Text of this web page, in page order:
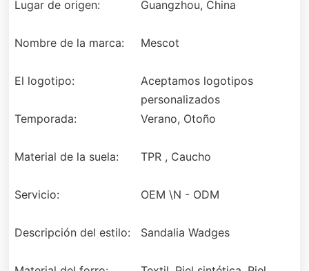
Lugar de origen: Guangzhou, China
Nombre de la marca: Mescot
El logotipo:
Aceptamos logotipos
personalizados
Temporada:
Verano, Otoño
Material de la suela: TPR , Caucho
Servicio: OEM \N - ODM
Descripción del estilo: Sandalia Wadges